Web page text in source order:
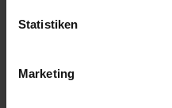
Statistiken
Marketing
Praktisch ist, dass du
Sichtschutz für das
wählen, die schnell angebracht
wieder entfernen lassen.